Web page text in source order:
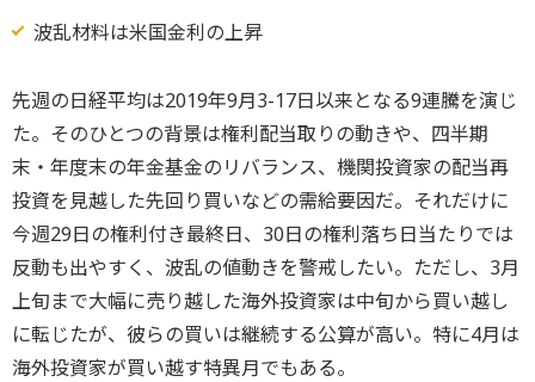
波乱材料は米国金利の上昇
先週の日経平均は2019年9月3-17日以来となる9連騰を演じ
た。そのひとつの背景は権利配当取りの動きや、四半期
末・年度末の年金基金のリバランス、機関投資家の配当再
投資を見越した先回り買いなどの需給要因だ。それだけに
今週29日の権利付き最終日、30日の権利落ち日当たりでは
反動も出やすく、波乱の値動きを警戒したい。ただし、3月
上旬まで大幅に売り越した海外投資家は中旬から買い越し
に転じたが、彼らの買いは継続する公算が高い。特に4月は
海外投資家が買い越す特異月でもある。